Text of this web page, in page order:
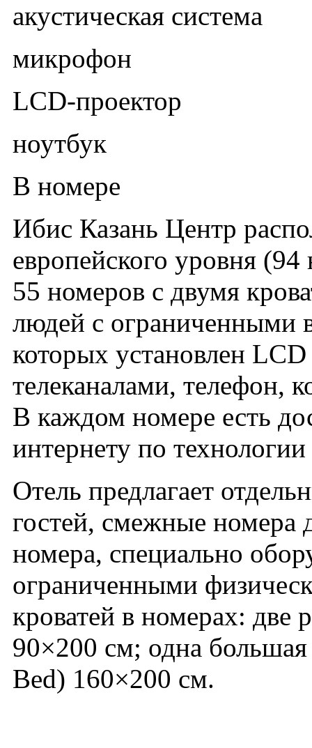
акустическая система
микрофон
LCD-проектор
ноутбук
В номере
Ибис Казань Центр
европейского уровня (94
55 номеров с двумя
людей с ограниченными
которых установлен
телеканалами, телефон,
В каждом номере есть
интернету по
Отель предлагает
гостей, смежные номера
номера, специально
ограниченными
кроватей в номерах: две
90×200 см; одна большая
Bed) 160×200 см.